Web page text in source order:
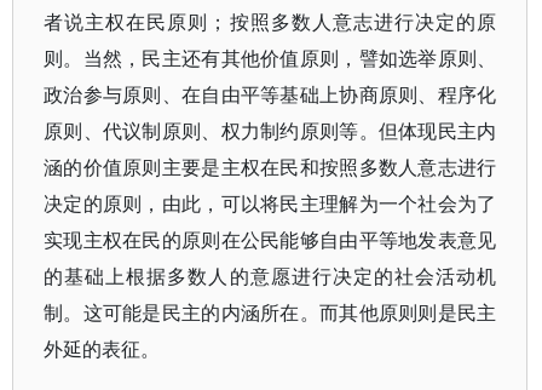
者说主权在民原则；按照多数人意志进行决定的原
则。当然，民主还有其他价值原则，譬如选举原则、
政治参与原则、在自由平等基础上协商原则、程序化
原则、代议制原则、权力制约原则等。但体现民主内
涵的价值原则主要是主权在民和按照多数人意志进行
决定的原则，由此，可以将民主理解为一个社会为了
实现主权在民的原则在公民能够自由平等地发表意见
的基础上根据多数人的意愿进行决定的社会活动机
制。这可能是民主的内涵所在。而其他原则则是民主
外延的表征。